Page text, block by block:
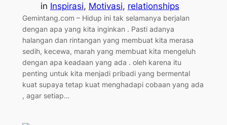
in Inspirasi, Motivasi, relationships
Gemintang.com – Hidup ini tak selamanya berjalan
dengan apa yang kita inginkan . Pasti adanya
halangan dan rintangan yang membuat kita merasa
sedih, kecewa, marah yang membuat kita mengeluh
dengan apa keadaan yang ada . oleh karena itu
penting untuk kita menjadi pribadi yang bermental
kuat supaya tetap kuat menghadapi cobaan yang ada
, agar setiap…